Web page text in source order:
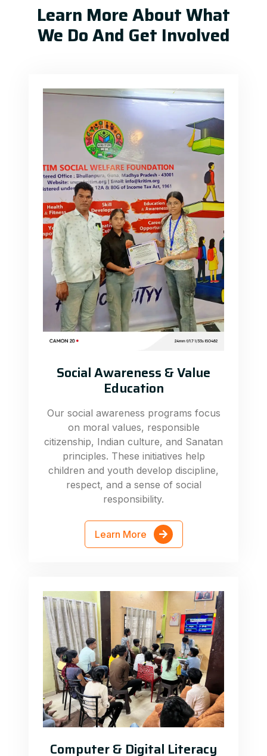
Learn More About What
We Do And Get Involved
Social Awareness & Value
Education
Our social awareness programs focus
on moral values, responsible
citizenship, Indian culture, and Sanatan
principles. These initiatives help
children and youth develop discipline,
respect, and a sense of social
responsibility.
Learn More
Computer & Digital Literacy